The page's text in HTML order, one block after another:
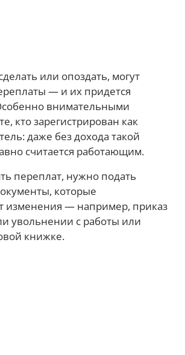
или опоздать, могут
— и их придется
внимательными
кто зарегистрирован как
даже без дохода такой
считается работающим.
переплат, нужно подать
которые
изменения — например, приказ
увольнении с работы или
книжке.